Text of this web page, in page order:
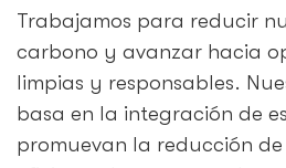
Trabajamos para reducir
carbono y avanzar hacia
limpias y responsables.
basa en la integración de
promuevan la reducción de